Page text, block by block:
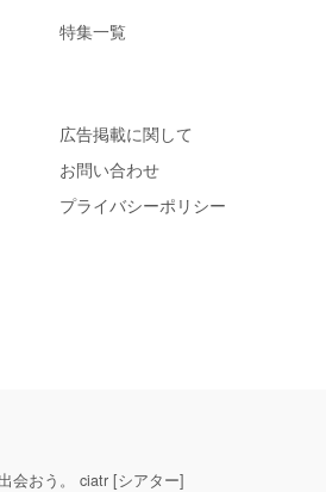
特集一覧
広告掲載に関して
お問い合わせ
プライバシーポリシー
会おう。 ciatr [シアター]